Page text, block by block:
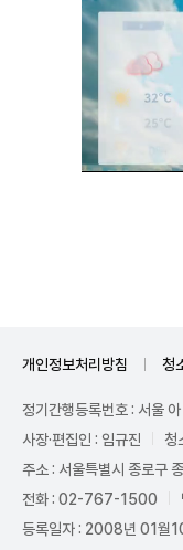
개인정보처리방침 청
정기간행등록번호 : 서울
사장·편집인 : 임규진
청
주소 : 서울특별시 종로구
전화 : 02-767-1500
등록일자 : 2008년 01월